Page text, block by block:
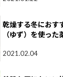
乾燥する冬におす
（ゆず）を使っ
2021.02.04